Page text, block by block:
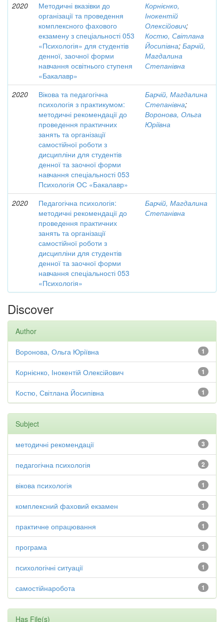
2020
Методичні вказівки до
організації та проведення
комплексного фахового
екзамену з спеціальності 053
«Психологія» для студентів
денної, заочної форми
навчання освітнього ступеня
«Бакалавр»
Корнієнко,
Інокентій
Олексійович;
Костю, Світлана
Йосипівна; Барчій,
Магдалина
Степанівна
2020
Вікова та педагогічна
психологія з практикумом:
методичні рекомендації до
проведення практичних
занять та організації
самостійної роботи з
дисципліни для студентів
денної та заочної форми
навчання спеціальності 053
Психологія ОС «Бакалавр»
Барчій, Магдалина
Степанівна;
Воронова, Ольга
Юріївна
2020
Педагогічна психологія:
методичні рекомендації до
проведення практичних
занять та організації
самостійної роботи з
дисципліни для студентів
денної та заочної форми
навчання спеціальності 053
«Психологія»
Барчій, Магдалина
Степанівна
Discover
Author
1
Воронова, Ольга Юріївна
1
Корнієнко, Інокентій Олексійович
1
Костю, Світлана Йосипівна
Subject
3
методичні рекомендації
2
педагогічна психологія
1
вікова психологія
1
комплексний фаховий екзамен
1
практичне опрацювання
1
програма
1
психологічні ситуації
1
самостійнаробота
Has File(s)